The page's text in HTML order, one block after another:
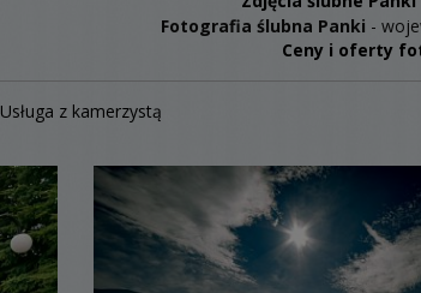
Fotografia ślubna Panki -
Ceny i oferty
Usługa z kamerzystą